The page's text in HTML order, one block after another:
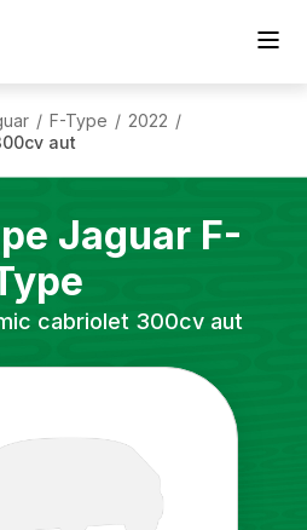
/ F-Type / 2022 /
aut
Jaguar F-
cabriolet 300cv aut